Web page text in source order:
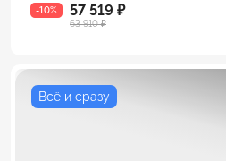
-10% 57 519 ₽
63 910 ₽
Всё и сразу